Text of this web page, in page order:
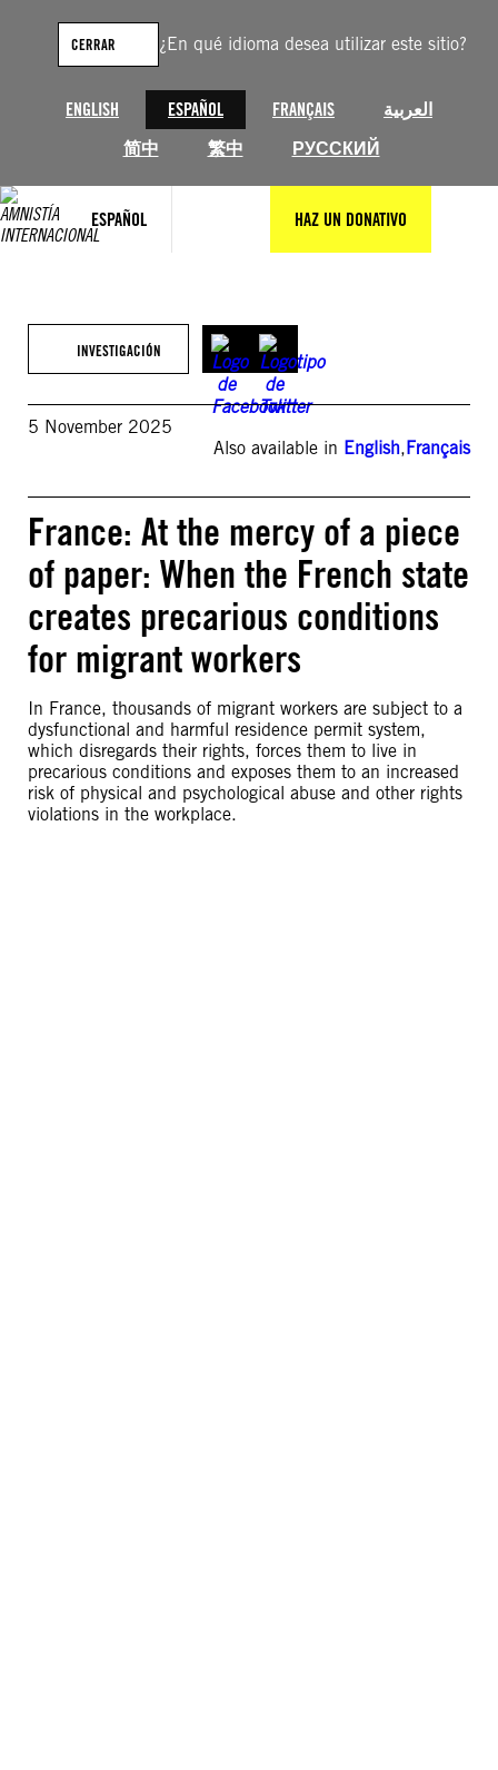
¿En qué idioma desea utilizar este sitio?
ENGLISH ESPAÑOL FRANÇAIS
العربية
简中
繁中 РУССКИЙ
CERRAR
ESPAÑOL HAZ UN DONATIVO
contenido
INVESTIGACIÓN
5 November 2025
Also available in English,Français
France: At the mercy of a piece
of paper: When the French state
creates precarious conditions
for migrant workers
In France, thousands of migrant workers are subject to a
dysfunctional and harmful residence permit system,
which disregards their rights, forces them to live in
precarious conditions and exposes them to an increased
risk of physical and psychological abuse and other rights
violations in the workplace.